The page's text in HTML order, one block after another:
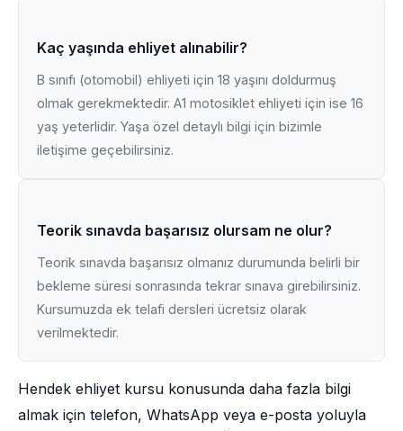
Kaç yaşında ehliyet alınabilir?
B sınıfı (otomobil) ehliyeti için 18 yaşını doldurmuş
olmak gerekmektedir. A1 motosiklet ehliyeti için ise 16
yaş yeterlidir. Yaşa özel detaylı bilgi için bizimle
iletişime geçebilirsiniz.
Teorik sınavda başarısız olursam ne olur?
Teorik sınavda başarısız olmanız durumunda belirli bir
bekleme süresi sonrasında tekrar sınava girebilirsiniz.
Kursumuzda ek telafi dersleri ücretsiz olarak
verilmektedir.
Hendek ehliyet kursu konusunda daha fazla bilgi
almak için telefon, WhatsApp veya e-posta yoluyla